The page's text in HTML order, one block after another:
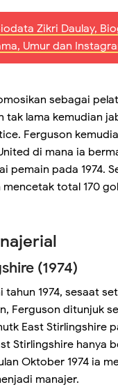
Zikri Daulay,
Umur dan
sebagai
tak lama kemudian
Ferguson
di mana ia
pemain pada 1974.
total 170
(1974)
tahun 1974, sesaat
Ferguson ditunjuk
East Stirlingshire
Stirlingshire hanya
Oktober 1974 ia
manajer.